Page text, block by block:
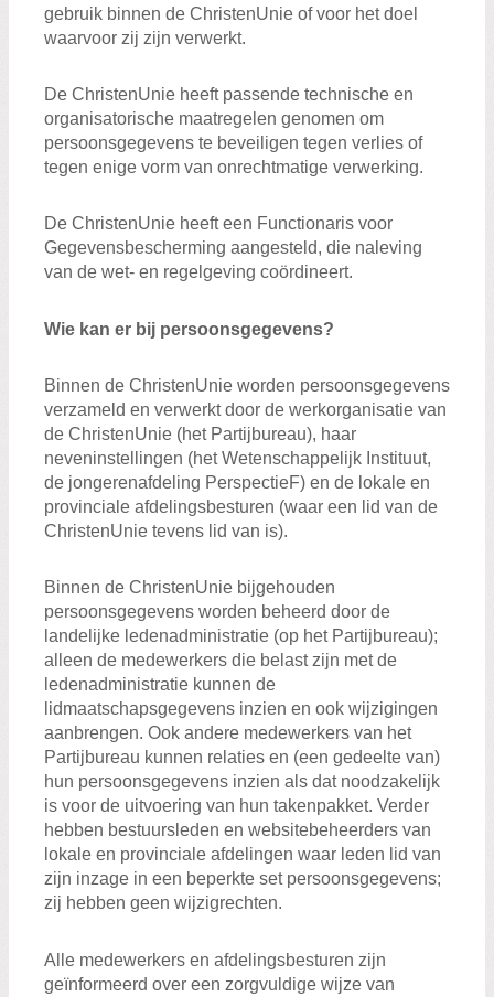
gebruik binnen de ChristenUnie of voor het doel
waarvoor zij zijn verwerkt.
De ChristenUnie heeft passende technische en
organisatorische maatregelen genomen om
persoonsgegevens te beveiligen tegen verlies of
tegen enige vorm van onrechtmatige verwerking.
De ChristenUnie heeft een Functionaris voor
Gegevensbescherming aangesteld, die naleving
van de wet- en regelgeving coördineert.
Wie kan er bij persoonsgegevens?
Binnen de ChristenUnie worden persoonsgegevens
verzameld en verwerkt door de werkorganisatie van
de ChristenUnie (het Partijbureau), haar
neveninstellingen (het Wetenschappelijk Instituut,
de jongerenafdeling PerspectieF) en de lokale en
provinciale afdelingsbesturen (waar een lid van de
ChristenUnie tevens lid van is).
Binnen de ChristenUnie bijgehouden
persoonsgegevens worden beheerd door de
landelijke ledenadministratie (op het Partijbureau);
alleen de medewerkers die belast zijn met de
ledenadministratie kunnen de
lidmaatschapsgegevens inzien en ook wijzigingen
aanbrengen. Ook andere medewerkers van het
Partijbureau kunnen relaties en (een gedeelte van)
hun persoonsgegevens inzien als dat noodzakelijk
is voor de uitvoering van hun takenpakket. Verder
hebben bestuursleden en websitebeheerders van
lokale en provinciale afdelingen waar leden lid van
zijn inzage in een beperkte set persoonsgegevens;
zij hebben geen wijzigrechten.
Alle medewerkers en afdelingsbesturen zijn
geïnformeerd over een zorgvuldige wijze van